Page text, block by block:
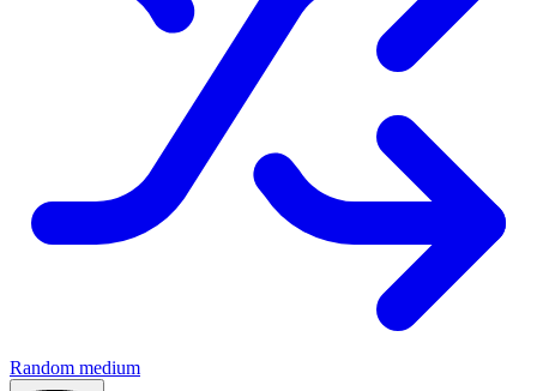
Random medium